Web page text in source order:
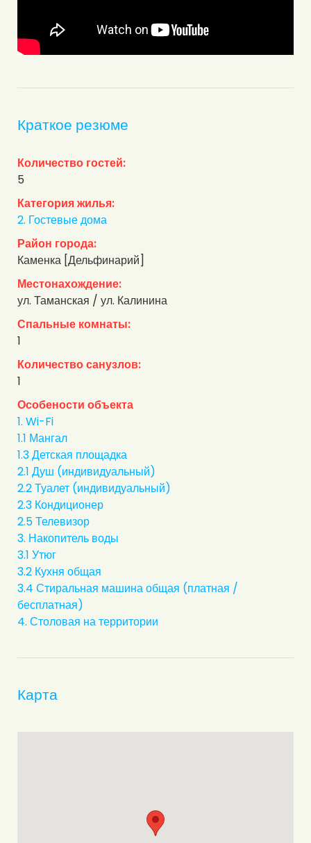
Краткое резюме
Количество гостей:
5
Категория жилья:
2. Гостевые дома
Район города:
Каменка [Дельфинарий]
Местонахождение:
ул. Таманская / ул. Калинина
Спальные комнаты:
1
Количество санузлов:
1
Особености объекта
1. Wi-Fi
1.1 Мангал
1.3 Детская площадка
2.1 Душ (индивидуальный)
2.2 Туалет (индивидуальный)
2.3 Кондиционер
2.5 Телевизор
3. Накопитель воды
3.1 Утюг
3.2 Кухня общая
3.4 Стиральная машина общая (платная /
бесплатная)
4. Столовая на территории
Карта